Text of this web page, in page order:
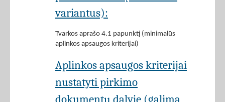
variantus):
Tvarkos aprašo 4.1 papunktį (minimalūs
aplinkos apsaugos kriterijai)
Aplinkos apsaugos kriterijai
nustatyti pirkimo